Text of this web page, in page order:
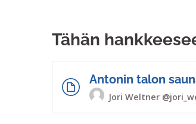
Tähän
Antonin talon
Jori Weltner